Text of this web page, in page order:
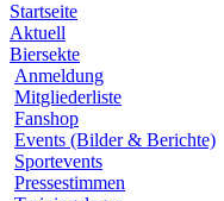
Startseite
Aktuell
Biersekte
Anmeldung
Mitgliederliste
Fanshop
Events (Bilder & Berichte)
Sportevents
Pressestimmen